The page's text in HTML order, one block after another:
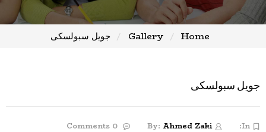
Home
Gallery جويل سبولسكى
جويل سبولسكى
In:
By: Ahmed Zaki